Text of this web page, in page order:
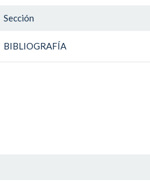
Sección
BIBLIOGRAFÍA